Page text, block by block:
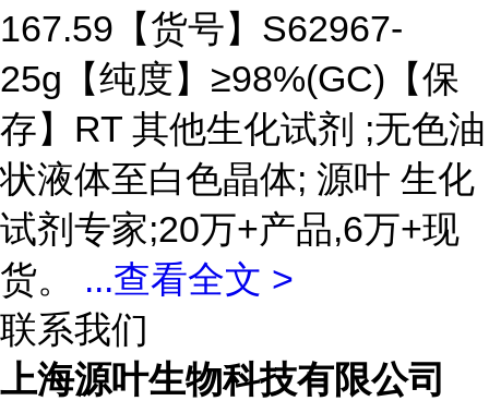
167.59【货号】S62967-
25g【纯度】≥98%(GC)【保
存】RT 其他生化试剂 ;无色油
状液体至白色晶体; 源叶 生化
试剂专家;20万+产品,6万+现
货。 ...查看全文 >
联系我们
上海源叶生物科技有限公司